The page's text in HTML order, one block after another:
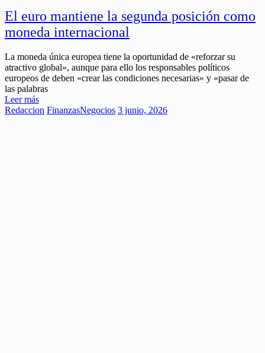
El euro mantiene la segunda posición como
moneda internacional
La moneda única europea tiene la oportunidad de «reforzar su
atractivo global», aunque para ello los responsables políticos
europeos de deben «crear las condiciones necesarias» y «pasar de
las palabras
Leer más
Redaccion FinanzasNegocios 3 junio, 2026